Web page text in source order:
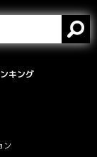
キング
ン